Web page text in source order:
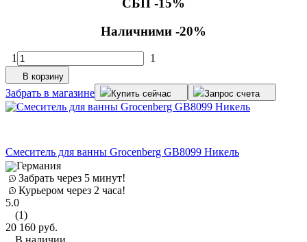
СБП -15%
Наличними -20%
1 1
В корзину
Забрать в магазине Купить сейчас Запрос счета
Смеситель для ванны Grocenberg GB8099 Никель
Германия
Забрать через 5 минут!
Курьером через 2 часа!
5.0
(1)
20 160 руб.